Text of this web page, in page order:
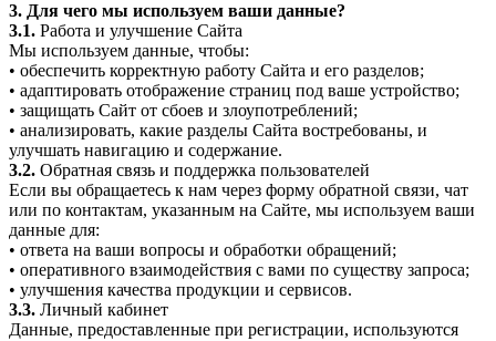
3. Для чего мы используем ваши данные?
3.1. Работа и улучшение Сайта
Мы используем данные, чтобы:
• обеспечить корректную работу Сайта и его разделов;
• адаптировать отображение страниц под ваше устройство;
• защищать Сайт от сбоев и злоупотреблений;
• анализировать, какие разделы Сайта востребованы, и
улучшать навигацию и содержание.
3.2. Обратная связь и поддержка пользователей
Если вы обращаетесь к нам через форму обратной связи, чат
или по контактам, указанным на Сайте, мы используем ваши
данные для:
• ответа на ваши вопросы и обработки обращений;
• оперативного взаимодействия с вами по существу запроса;
• улучшения качества продукции и сервисов.
3.3. Личный кабинет
Данные, предоставленные при регистрации, используются